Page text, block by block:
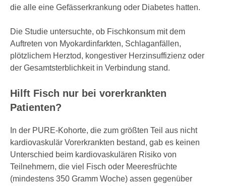
die alle eine Gefässerkrankung oder Diabetes hatten.
Die Studie untersuchte, ob Fischkonsum mit dem
Auftreten von Myokardinfarkten, Schlaganfällen,
plötzlichem Herztod, kongestiver Herzinsuffizienz oder
der Gesamtsterblichkeit in Verbindung stand.
Hilft Fisch nur bei vorerkrankten
Patienten?
In der PURE-Kohorte, die zum größten Teil aus nicht
kardiovaskulär Vorerkrankten bestand, gab es keinen
Unterschied beim kardiovaskulären Risiko von
Teilnehmern, die viel Fisch oder Meeresfrüchte
(mindestens 350 Gramm Woche) assen gegenüber